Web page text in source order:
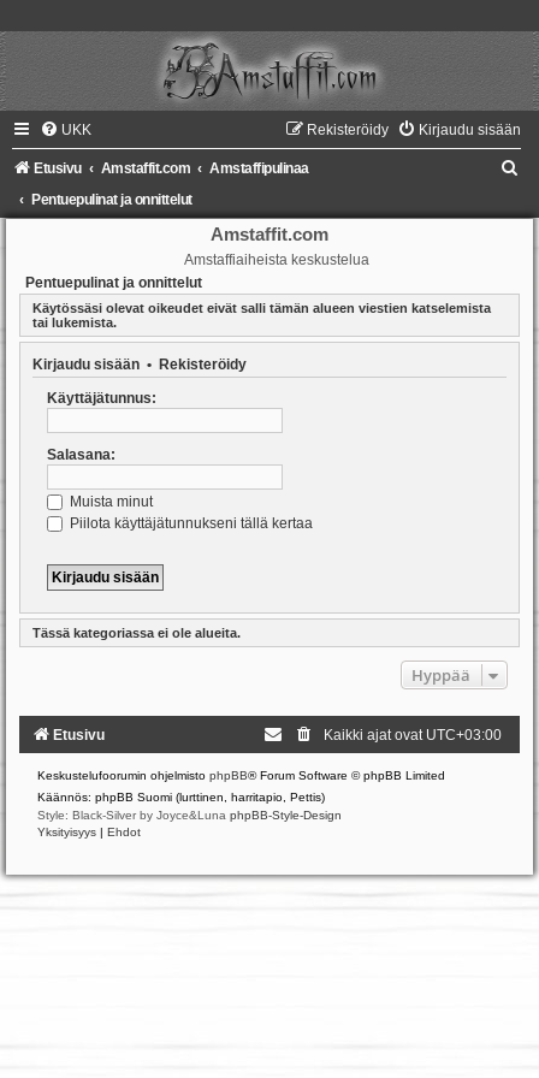
UKK Kirjaudu sisään
Rekisteröidy
Etusivu Amstaffit.com
Amstaffipulinaa
Pentuepulinat ja onnittelut
Amstaffit.com
Amstaffiaiheista keskustelua
Pentuepulinat ja onnittelut
Käytössäsi olevat oikeudet eivät salli tämän alueen viestien katselemista
tai lukemista.
Kirjaudu sisään • Rekisteröidy
Käyttäjätunnus:
Salasana:
Muista minut
Piilota käyttäjätunnukseni tällä kertaa
Tässä kategoriassa ei ole alueita.
Hyppää
Etusivu Kaikki ajat ovat UTC+03:00
Keskustelufoorumin ohjelmisto phpBB® Forum Software © phpBB Limited
Käännös: phpBB Suomi (lurttinen, harritapio, Pettis)
Style: Black-Silver by Joyce&Luna phpBB-Style-Design
Yksityisyys | Ehdot